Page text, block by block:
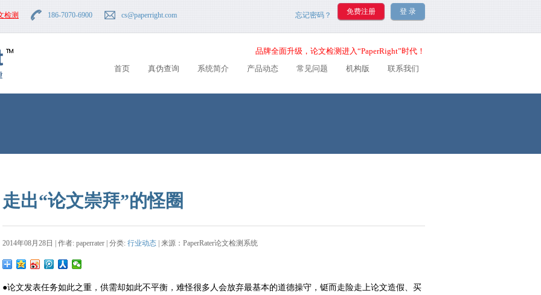
检测 186-7070-6900 cs@paperright.com 忘记密码？
品牌全面升级，论文检测进入“PaperRight”时代！
首页
真伪查询 系统简介 产品动态 常见问题 机构版 联系我们
走出“论文崇拜”的怪圈
2014年08月28日 | 作者: paperrater | 分类: 行业动态 | 来源：PaperRater论文检测系统
●论文发表任务如此之重，供需却如此不平衡，难怪很多人会放弃最基本的道德操守，铤而走险走上论文造假、买